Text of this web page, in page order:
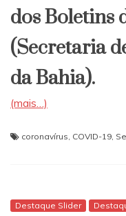
dos Boletins
(Secretaria
da Bahia).
(mais…)
coronavírus, COVID-19,
Destaque Slider